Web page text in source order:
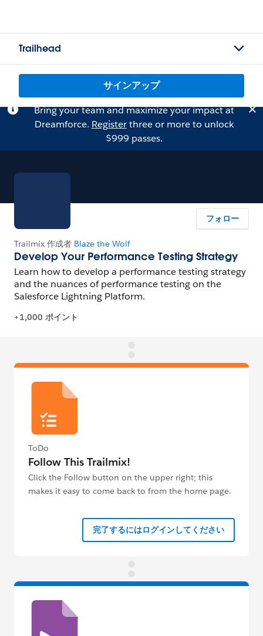
Trailhead
サインアップ
Bring your team and maximize your impact at
Dreamforce. Registerthree or more to unlock
$999 passes.
フォロー
ToDo
Follow This Trailmix!
Click the Follow button on the upper right; this
makes it easy to come back to from the home page.
完了するにはログインしてください